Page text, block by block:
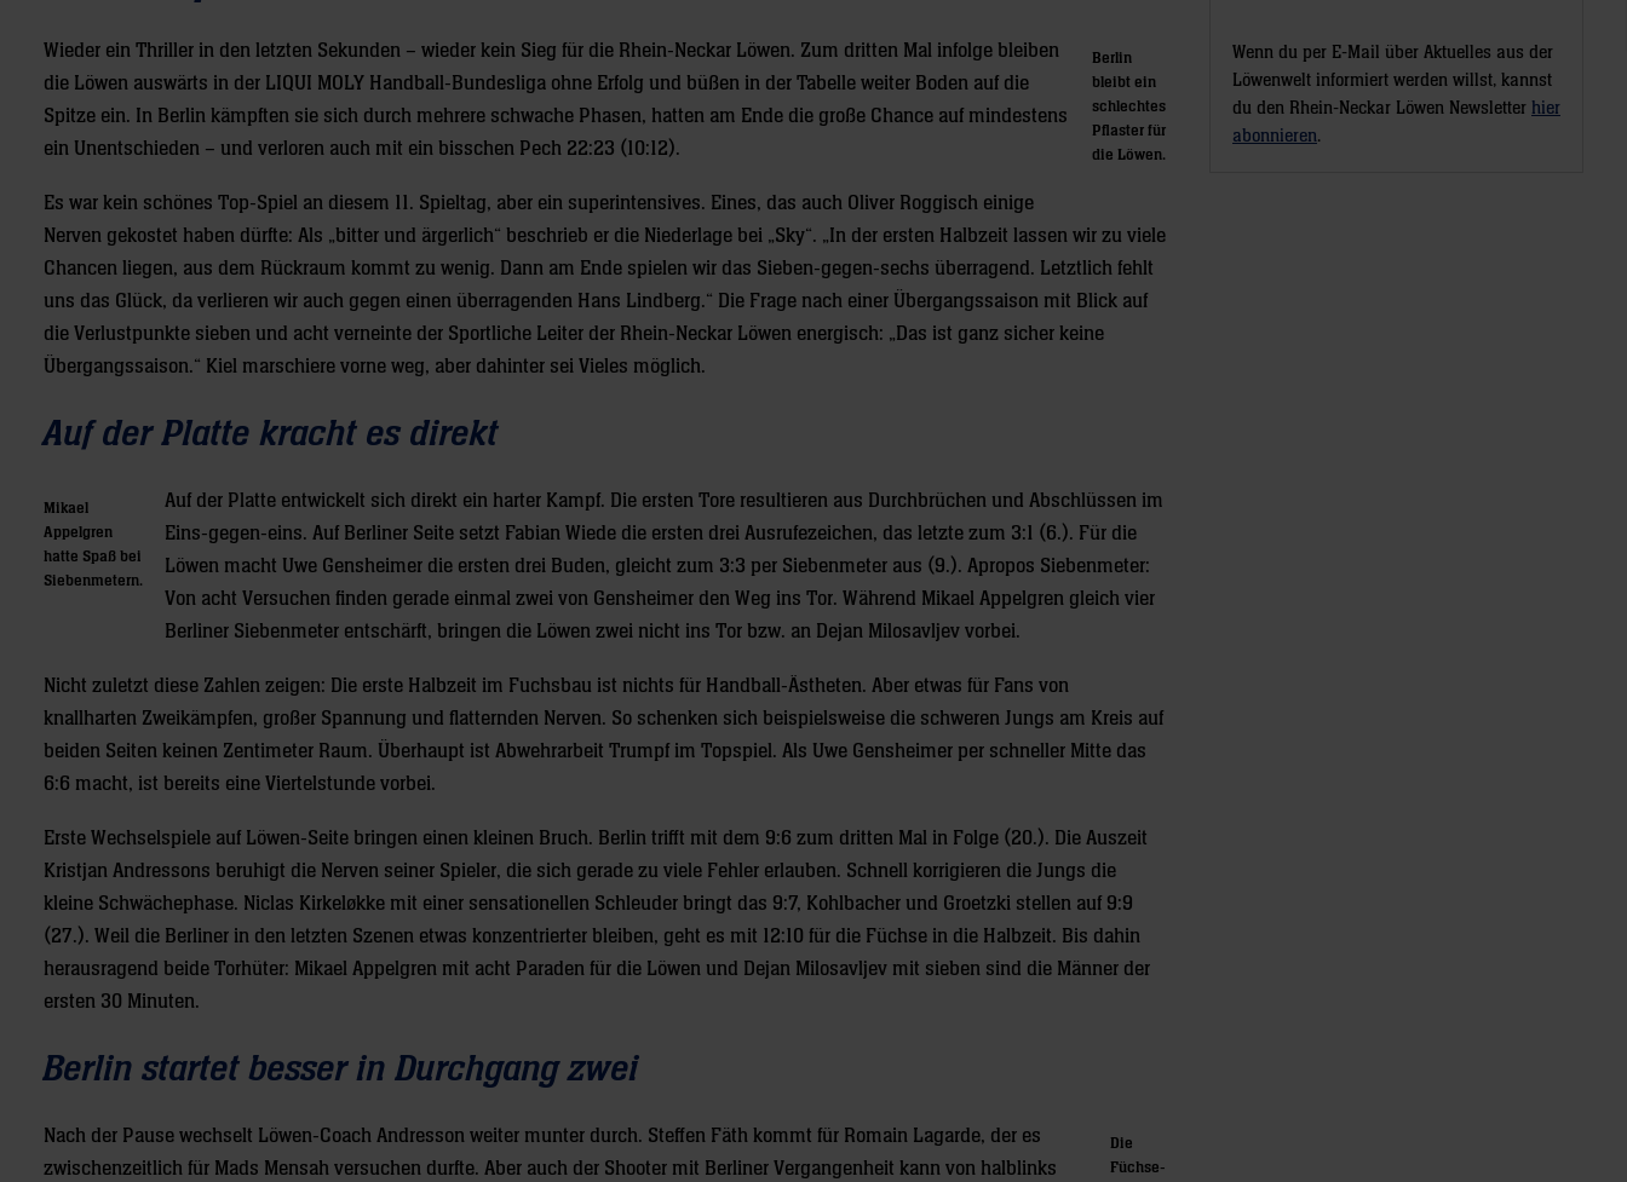
Berlin
bleibt ein
schlechtes
Pflaster für
die Löwen.
Wieder ein Thriller in den letzten Sekunden – wieder kein Sieg für die Rhein-Neckar Löwen. Zum dritten Mal infolge bleiben
die Löwen auswärts in der LIQUI MOLY Handball-Bundesliga ohne Erfolg und büßen in der Tabelle weiter Boden auf die
Spitze ein. In Berlin kämpften sie sich durch mehrere schwache Phasen, hatten am Ende die große Chance auf mindestens
ein Unentschieden – und verloren auch mit ein bisschen Pech 22:23 (10:12).
Es war kein schönes Top-Spiel an diesem 11. Spieltag, aber ein superintensives. Eines, das auch Oliver Roggisch einige
Nerven gekostet haben dürfte: Als „bitter und ärgerlich“ beschrieb er die Niederlage bei „Sky“. „In der ersten Halbzeit lassen wir zu viele
Chancen liegen, aus dem Rückraum kommt zu wenig. Dann am Ende spielen wir das Sieben-gegen-sechs überragend. Letztlich fehlt
uns das Glück, da verlieren wir auch gegen einen überragenden Hans Lindberg.“ Die Frage nach einer Übergangssaison mit Blick auf
die Verlustpunkte sieben und acht verneinte der Sportliche Leiter der Rhein-Neckar Löwen energisch: „Das ist ganz sicher keine
Übergangssaison.“ Kiel marschiere vorne weg, aber dahinter sei Vieles möglich.
Auf der Platte kracht es direkt
Mikael
Appelgren
hatte Spaß bei
Siebenmetern.
Auf der Platte entwickelt sich direkt ein harter Kampf. Die ersten Tore resultieren aus Durchbrüchen und Abschlüssen im
Eins-gegen-eins. Auf Berliner Seite setzt Fabian Wiede die ersten drei Ausrufezeichen, das letzte zum 3:1 (6.). Für die
Löwen macht Uwe Gensheimer die ersten drei Buden, gleicht zum 3:3 per Siebenmeter aus (9.). Apropos Siebenmeter:
Von acht Versuchen finden gerade einmal zwei von Gensheimer den Weg ins Tor. Während Mikael Appelgren gleich vier
Berliner Siebenmeter entschärft, bringen die Löwen zwei nicht ins Tor bzw. an Dejan Milosavljev vorbei.
Nicht zuletzt diese Zahlen zeigen: Die erste Halbzeit im Fuchsbau ist nichts für Handball-Ästheten. Aber etwas für Fans von
knallharten Zweikämpfen, großer Spannung und flatternden Nerven. So schenken sich beispielsweise die schweren Jungs am Kreis auf
beiden Seiten keinen Zentimeter Raum. Überhaupt ist Abwehrarbeit Trumpf im Topspiel. Als Uwe Gensheimer per schneller Mitte das
6:6 macht, ist bereits eine Viertelstunde vorbei.
Erste Wechselspiele auf Löwen-Seite bringen einen kleinen Bruch. Berlin trifft mit dem 9:6 zum dritten Mal in Folge (20.). Die Auszeit
Kristjan Andressons beruhigt die Nerven seiner Spieler, die sich gerade zu viele Fehler erlauben. Schnell korrigieren die Jungs die
kleine Schwächephase. Niclas Kirkeløkke mit einer sensationellen Schleuder bringt das 9:7, Kohlbacher und Groetzki stellen auf 9:9
(27.). Weil die Berliner in den letzten Szenen etwas konzentrierter bleiben, geht es mit 12:10 für die Füchse in die Halbzeit. Bis dahin
herausragend beide Torhüter: Mikael Appelgren mit acht Paraden für die Löwen und Dejan Milosavljev mit sieben sind die Männer der
ersten 30 Minuten.
Berlin startet besser in Durchgang zwei
Die
Füchse-
Nach der Pause wechselt Löwen-Coach Andresson weiter munter durch. Steffen Fäth kommt für Romain Lagarde, der es
zwischenzeitlich für Mads Mensah versuchen durfte. Aber auch der Shooter mit Berliner Vergangenheit kann von halblinks
Wenn du per E-Mail über Aktuelles aus der
Löwenwelt informiert werden willst, kannst
du den Rhein-Neckar Löwen Newsletter hier
abonnieren.